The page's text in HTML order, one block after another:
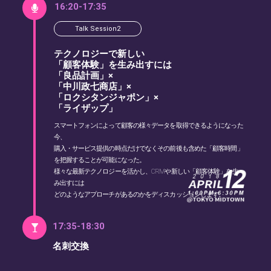
16:20-17:35
Talk Session2
テクノロジーで新しい
「顧客体験」を生み出すには
「良品計画」×
「中川政七商店」×
「ロクシタンジャポン」×
「ライザップ」
スマートフォンによって顧客の様々データを取得できるようになった
今、
購入・サービス提供の時点だけでなくその前後も含めた「顧客時間」
を把握することが可能になった。
様々な最新テクノロジーを活かし、CRMや新しい「顧客体験」を生
み出すには
どのようなアプローチがあるのかをディスカッションします。
17:35-18:30
名刺交換